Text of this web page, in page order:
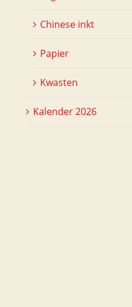
Chinese inkt
Papier
Kwasten
Kalender 2026